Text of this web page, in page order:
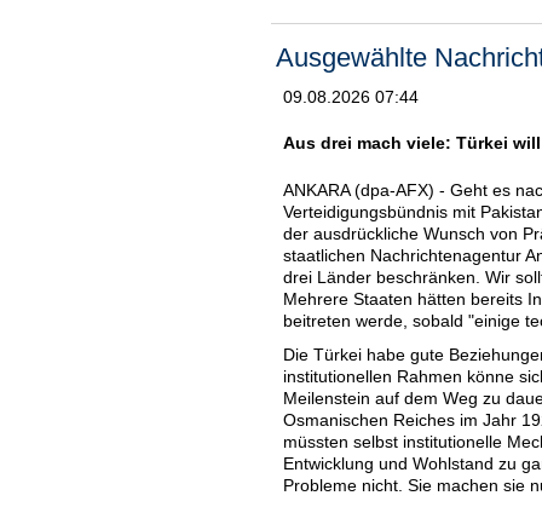
Ausgewählte
09.08.2026 07:44
Aus drei mach viele: Türkei
ANKARA (dpa-AFX) - Geht es
Verteidigungsbündnis mit
der ausdrückliche Wunsch von
staatlichen Nachrichtenagentur
drei Länder beschränken. Wir
Mehrere Staaten hätten bereits
beitreten werde, sobald "einige
Die Türkei habe gute
institutionellen Rahmen könne
Meilenstein auf dem Weg zu
Osmanischen Reiches im Jahr
müssten selbst institutionelle
Entwicklung und Wohlstand zu
Probleme nicht. Sie machen sie